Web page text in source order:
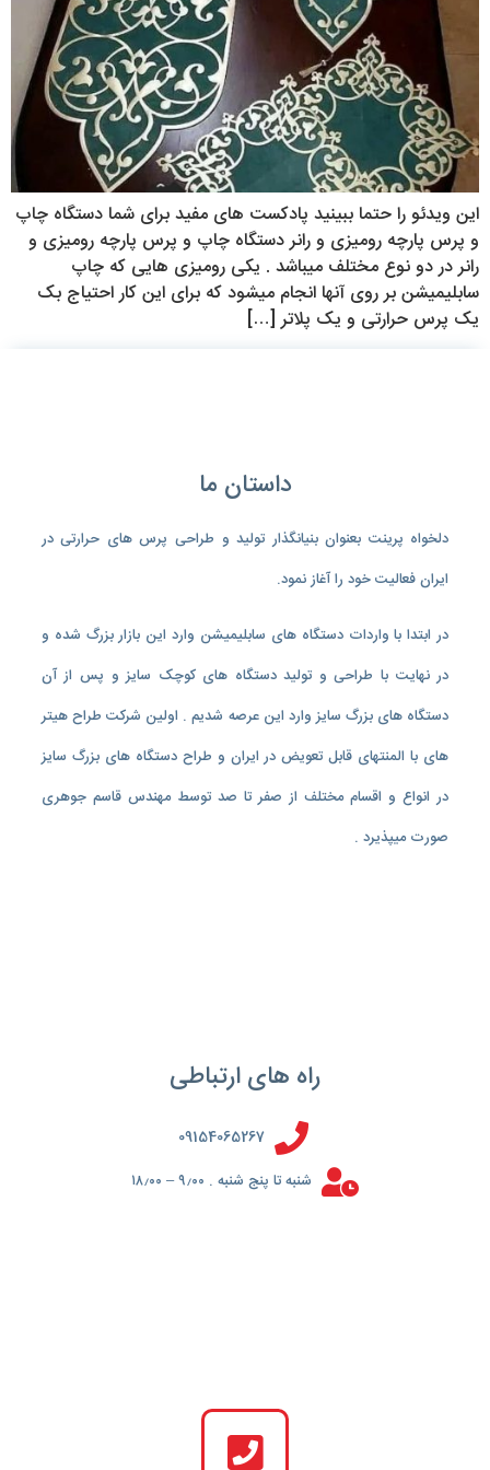
این ویدئو را حتما ببینید پادکست های مفید برای شما دستگاه چاپ
و پرس پارچه رومیزی و رانر دستگاه چاپ و پرس پارچه رومیزی و
رانر در دو نوع مختلف میباشد . یکی رومیزی هایی که چاپ
سابلیمیشن بر روی آنها انجام میشود که برای این کار احتیاج بک
یک پرس حرارتی و یک پلاتر […]
داستان ما
دلخواه پرینت بعنوان بنیانگذار تولید و طراحی پرس های حرارتی در
ایران فعالیت خود را آغاز نمود.
در ابتدا با واردات دستگاه های سابلیمیشن وارد این بازار بزرگ شده و
در نهایت با طراحی و تولید دستگاه های کوچک سایز و پس از آن
دستگاه های بزرگ سایز وارد این عرصه شدیم . اولین شرکت طراح هیتر
های با المنتهای قابل تعویض در ایران و طراح دستگاه های بزرگ سایز
در انواع و اقسام مختلف از صفر تا صد توسط مهندس قاسم جوهری
صورت میپذیرد .
راه های ارتباطی
09154065267
شنبه تا پنج شنبه . ۹٫۰۰ – ۱۸٫۰۰